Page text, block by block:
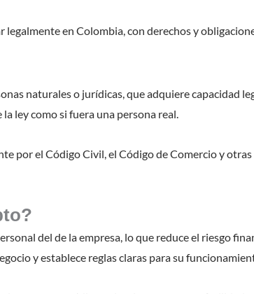
en Colombia, con derechos y
naturales o jurídicas, que adquiere capacidad
ley como si fuera una persona real.
por el Código Civil, el Código de Comercio y
del de la empresa, lo que reduce el riesgo
y establece reglas claras para su